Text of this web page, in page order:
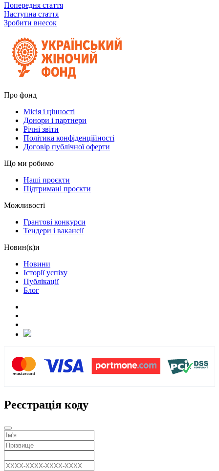
Попередня стаття
Наступна стаття
Зробити внесок
Про фонд
Місія і цінності
Донори і партнери
Річні звіти
Політика конфіденційності
Договір публічної оферти
Що ми робимо
Наші проєкти
Підтримані проєкти
Можливості
Грантові конкурси
Тендери і вакансії
Новин(к)и
Новини
Історії успіху
Публікації
Блог
Реєстрація коду